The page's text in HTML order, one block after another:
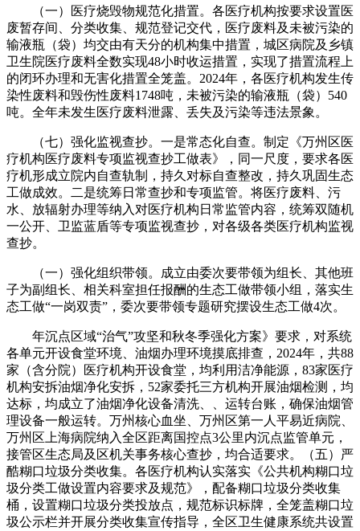
（一）医疗烧毁物规范化措置。各医疗机构按要求设置医
废暂存间、分类收集、规范登记交代，医疗废料及未被污染的
输液瓶（袋）均交由有天分的机构集中措置，城区病院及乡镇
卫生院医疗废料全数实现48小时收运措置，实现了措置流程上
的闭环办理和无害化措置全笼盖。2024年，各医疗机构发生传
染性废料和毁伤性废料1748吨，未被污染的输液瓶（袋）540
吨。全年未发生医疗废料泄露、丢失及污染等违法景象。
（七）强化监视查抄。一是常态化自查。制定《万州区医
疗机构医疗废料专项监视查抄工做表》，同一尺度，要求各医
疗机形成立院内自查轨制，持久对标自查整改，持久巩固生态
工做成效。二是统筹日常查抄和专项监管。将医疗废料、污
水、放辐射办理等纳入对医疗机构日常监管内容，统筹双随机
一公开、卫监蓝盾等专项监视查抄，对各级各类医疗机构监视
查抄。
（一）强化组织带领。成立由委次要带领为组长、其他班
子为副组长、相关科室担任报酬的生态工做带领小组，落实生
态工做“一岗双责”，委次要带领专题研究摆设生态工做4次。
年沉点区域“治气”攻坚和秋冬季强化方案》要求，对系统
各单元开设食堂环境、油烟办理环境摸底排查，2024年，共88
家（含分院）医疗机构开设食堂，均利用洁净能源，83家医疗
机构安拆油烟净化安拆，52家委托三方机构开展油烟检测，均
达标，均成立了油烟净化设备清洗、、运转台账，确保油烟管
理设备一般运转。万州核心血坐、万州区第一人平易近病院、
万州区上海病院纳入全区距离国控点3公里内沉点监管单元，
接管区生态局及区机关事务核心查抄，均合适要求。（五）严
酷糊口垃圾分类收集。各医疗机构认实落实《公共机构糊口垃
圾分类工做设置内容要求及规范》，配备糊口垃圾分类收集
桶，设置糊口垃圾分类投放点，规范标识标牌，全笼盖糊口垃
圾公示栏并开展分类收集宣传指导，全区卫生健康系统共设置